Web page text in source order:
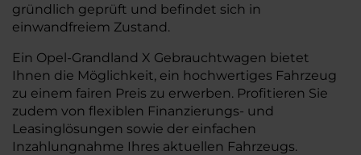
gründlich geprüft und befindet sich in
einwandfreiem Zustand.
Ein Opel-Grandland X Gebrauchtwagen bietet
Ihnen die Möglichkeit, ein hochwertiges Fahrzeug
zu einem fairen Preis zu erwerben. Profitieren Sie
zudem von flexiblen Finanzierungs- und
Leasinglösungen sowie der einfachen
Inzahlungnahme Ihres aktuellen Fahrzeugs.